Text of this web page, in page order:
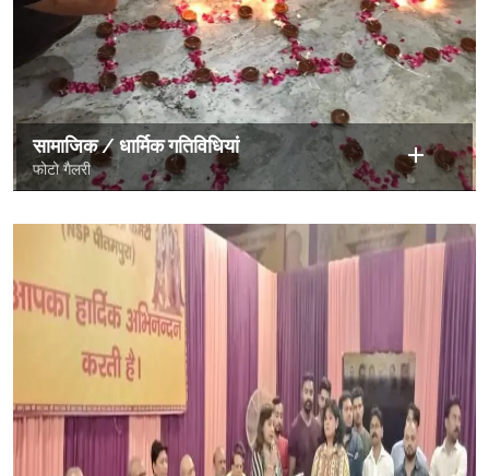
सामाजिक / धार्मिक गतिविधियां
फोटो गैलरी